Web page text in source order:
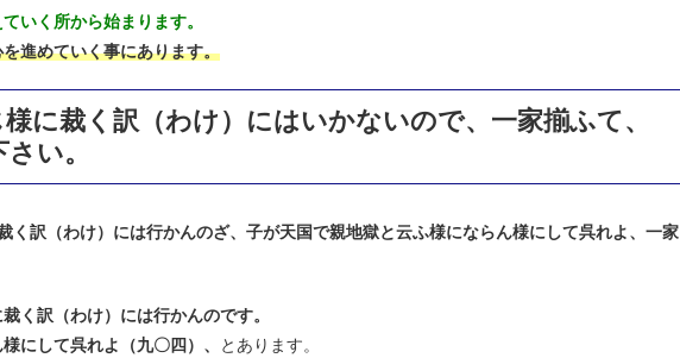
いく所から始まります。
進めていく事にあります。
に裁く訳（わけ）にはいかないので、一家揃ふて、
い。
く訳（わけ）には行かんのざ、子が天国で親地獄と云ふ様にならん様にして呉れよ、一家
く訳（わけ）には行かんのです。
にして呉れよ（九〇四）、
とあります。